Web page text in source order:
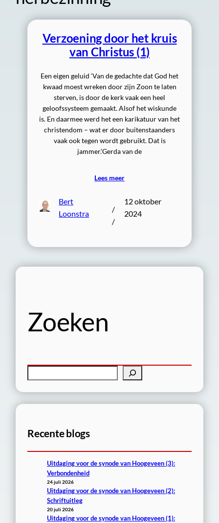
Verzoening door het kruis
van Christus (1)
Een eigen geluid ‘Van de gedachte dat God het
kwaad moest wreken door zijn Zoon te laten
sterven, is door de kerk vaak een heel
geloofssysteem gemaakt. Alsof het wiskunde
is. En daarmee werd het een karikatuur van het
christendom – wat er door buitenstaanders
vaak ook tegen wordt gebruikt. Dat is
jammer.’Gerda van de
Lees meer
Bert
Loonstra
/
/
12 oktober
2024
Zoeken
n
Recente blogs
Uitdaging voor de synode van Hoogeveen (3):
Verbondenheid
24 juli 2026
Uitdaging voor de synode van Hoogeveen (2):
Schriftuitleg
20 juli 2026
Uitdaging voor de synode van Hoogeveen (1):